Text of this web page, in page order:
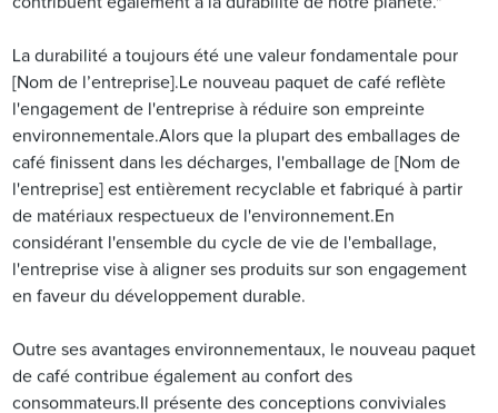
La durabilité a toujours été une valeur fondamentale pour
[Nom de l’entreprise].Le nouveau paquet de café reflète
l'engagement de l'entreprise à réduire son empreinte
environnementale.Alors que la plupart des emballages de
café finissent dans les décharges, l'emballage de [Nom de
l'entreprise] est entièrement recyclable et fabriqué à partir
de matériaux respectueux de l'environnement.En
considérant l'ensemble du cycle de vie de l'emballage,
l'entreprise vise à aligner ses produits sur son engagement
en faveur du développement durable.
Outre ses avantages environnementaux, le nouveau paquet
de café contribue également au confort des
consommateurs.Il présente des conceptions conviviales